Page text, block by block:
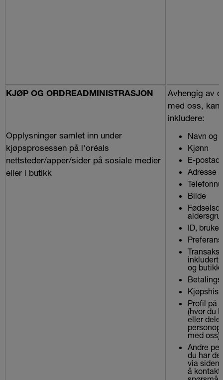
KJØP OG ORDREADMINISTRASJON
Opplysninger samlet inn under
kjøpsprosessen på l'oréals
nettsteder/apper/sider på sosiale medier
eller i butikk
Avhengig av
med oss, kan
inkludere:
Navn og
Kjønn
E-
Adresse
Bilde
ID,
inkludert
og
Profil på
(hvor du
eller deler
med oss)
Andre
du har
via siden
å